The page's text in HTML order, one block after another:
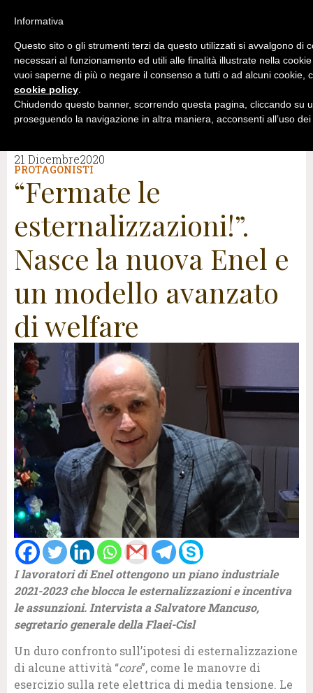
21 Dicembre2020
PROTAGONISTI
“Fermate le
esternalizzazioni!”.
Nasce la nuova Enel e
un modello avanzato
di welfare
I lavoratori di Enel ottengono un piano industriale
2021-2023 che blocca le esternalizzazioni e incentiva
le assunzioni. Intervista a Salvatore Mancuso,
segretario generale della Flaei-Cisl
Un duro confronto sull’ipotesi di esternalizzazione
di alcune attività “core”, come le manovre di
esercizio sulla rete elettrica di media tensione. Le
Informativa
Questo sito o gli strumenti terzi da questo utilizzati si avvalgono di
necessari al funzionamento ed utili alle finalità illustrate nella
vuoi saperne di più o negare il consenso a tutti o ad alcuni cookie,
cookie policy.
Chiudendo questo banner, scorrendo questa pagina, cliccando su
proseguendo la navigazione in altra maniera, acconsenti all’uso